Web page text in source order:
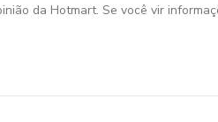
da Hotmart. Se você vir